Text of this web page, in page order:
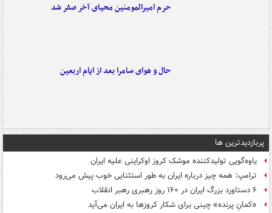
حرم امیرالمومنین محیای آخر صفر شد
حال و هوای سامرا بعد از ایام اربعین
پربازدیدترین ها
یاوه‌گویی تولیدکننده موشک کروز اوکراینی علیه ایران
ترامپ: همه چیز درباره ایران به طور استثنایی خوب پیش می‌رود
۶ دستاورد بزرگ ایران در ۱۶۰ روز رهبری رهبر انقلاب
«کمانِ پرنده» چینی برای شکار کروزها به ایران می‌آید